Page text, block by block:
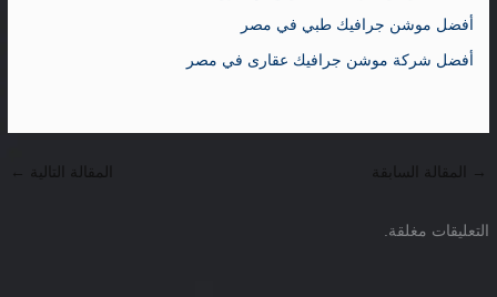
أفضل موشن جرافيك طبي في مصر
أفضل شركة موشن جرافيك عقارى في مصر
→ المقالة السابقة المقالة التالية ←
التعليقات مغلقة.